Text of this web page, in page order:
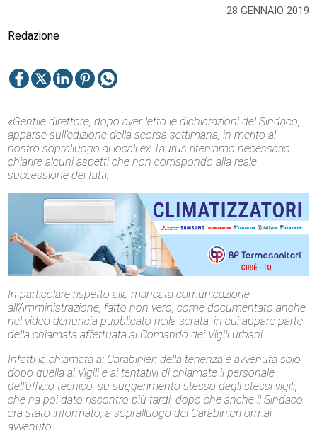
28 GENNAIO 2019
Redazione
«Gentile direttore, dopo aver letto le dichiarazioni del Sindaco,
apparse sull’edizione della scorsa settimana, in merito al
nostro sopralluogo ai locali ex Taurus riteniamo necessario
chiarire alcuni aspetti che non corrispondo alla reale
successione dei fatti.
In particolare rispetto alla mancata comunicazione
all’Amministrazione, fatto non vero, come documentato anche
nel video denuncia pubblicato nella serata, in cui appare parte
della chiamata affettuata al Comando dei Vigili urbani.
Infatti la chiamata ai Carabinieri della tenenza è avvenuta solo
dopo quella ai Vigili e ai tentativi di chiamate il personale
dell’ufficio tecnico, su suggerimento stesso degli stessi vigili,
che ha poi dato riscontro più tardi, dopo che anche il Sindaco
era stato informato, a sopralluogo dei Carabinieri ormai
avvenuto.